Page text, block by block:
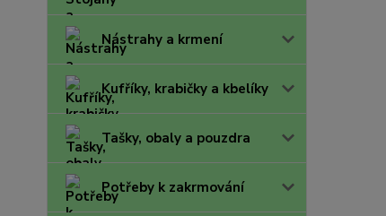
Nástrahy a krmení
Kufříky, krabičky a kbelíky
Tašky, obaly a pouzdra
Potřeby k zakrmování